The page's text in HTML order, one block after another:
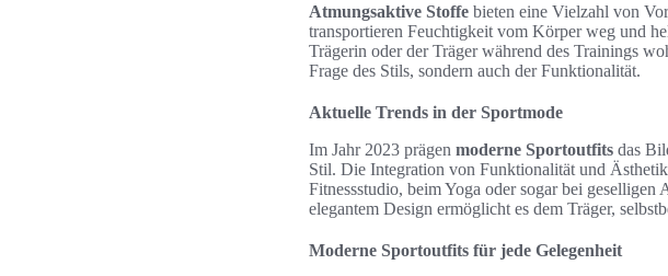
Atmungsaktive Stoffe bieten eine Vielzahl von
transportieren Feuchtigkeit vom Körper weg und
Trägerin oder der Träger während des Trainings
Frage des Stils, sondern auch der Funktionalität.
Aktuelle Trends in der Sportmode
Im Jahr 2023 prägen moderne Sportoutfits das
Stil. Die Integration von Funktionalität und
Fitnessstudio, beim Yoga oder sogar bei
elegantem Design ermöglicht es dem Träger,
Moderne Sportoutfits für jede Gelegenheit